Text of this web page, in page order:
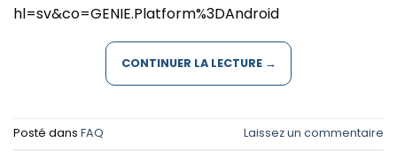
hl=sv&co=GENIE.Platform%3DAndroid
CONTINUER LA LECTURE →
Posté dans FAQ Laissez un commentaire